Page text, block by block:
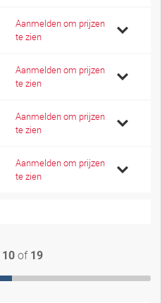
Aanmelden om prijzen
te zien
Aanmelden om prijzen
te zien
Aanmelden om prijzen
te zien
Aanmelden om prijzen
te zien
10of 19